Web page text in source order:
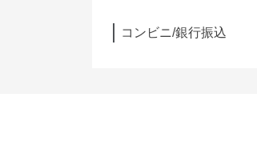
コンビニ/銀行振込